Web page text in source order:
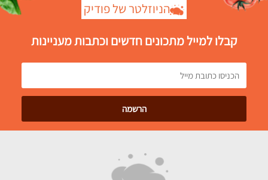
הניוזלטר של פודיק
קבלו למייל מתכונים חדשים וכתבות מעניינות